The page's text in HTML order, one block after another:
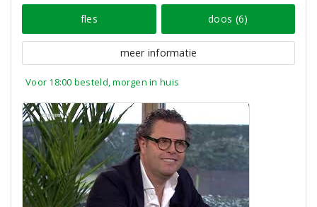
fles doos (6)
meer informatie
Voor 18:00 besteld, morgen in huis